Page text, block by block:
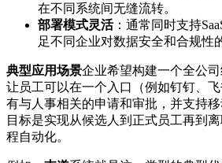
在不同系统间无缝流转。
部署模式灵活：通常同时支持
足不同企业对数据安全和合规性
典型应用场景企业希望构建一个全公
让员工可以在一个入口（例如钉钉、
有与人事相关的申请和审批，并支持
目标是实现从候选人到正式员工再到
程自动化。